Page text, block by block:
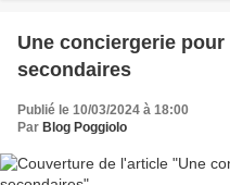
Une conciergerie
secondaires
Publié le 10/03/2024 à 18:00
Par Blog Poggiolo